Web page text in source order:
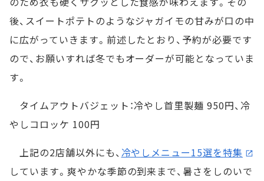
後、スイートポテトのようなジャガイモの甘みが口の中
に広がっていきます。前述したとおり、予約が必要です
ので、お願いすれば冬でもオーダーが可能となっていま
す。
タイムアウトバジェット：冷やし首里製麺 950円、冷
やしコロッケ 100円
上記の2店舗以外にも、 冷やしメニュー15選を特集
しています。爽やかな季節の到来まで、暑さをしのいで